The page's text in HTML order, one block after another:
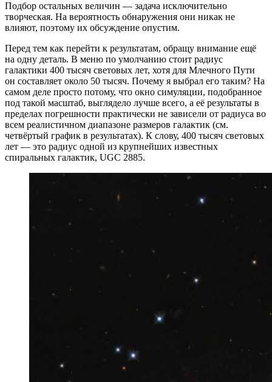
Подбор остальных величин — задача исключительно
творческая. На вероятность обнаружения они никак не
влияют, поэтому их обсуждение опустим.
Перед тем как перейти к результатам, обращу внимание ещё
на одну деталь. В меню по умолчанию стоит радиус
галактики 400 тысяч световых лет, хотя для Млечного Пути
он составляет около 50 тысяч. Почему я выбрал его таким? На
самом деле просто потому, что окно симуляции, подобранное
под такой масштаб, выглядело лучше всего, а её результаты в
пределах погрешности практически не зависели от радиуса во
всем реалистичном диапазоне размеров галактик (см.
четвёртый график в результатах). К слову, 400 тысяч световых
лет — это радиус одной из крупнейших известных
спиральных галактик, UGC 2885.